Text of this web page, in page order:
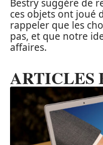
Bestry suggère de
ces objets ont joué
rappeler que les
pas, et que notre
affaires.
ARTICLES